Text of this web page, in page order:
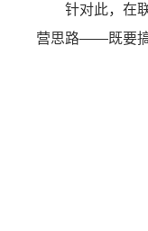
针对此，在
营思路——既要搞